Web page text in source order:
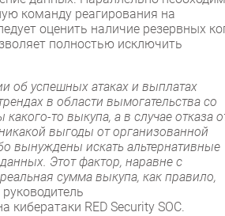
команду реагирования на
оценить наличие резервных
полностью исключить
об успешных атаках и выплатах
в области вымогательства со
то выкупа, а в случае отказа
выгоды от организованной
вынуждены искать альтернативные
Этот фактор, наравне с
сумма выкупа, как правило,
руководитель
RED Security SOC.